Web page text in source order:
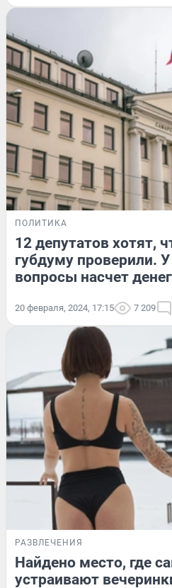
ПОЛИТИКА
12 депутатов хотят,
губдуму проверили.
вопросы насчет денег
20 февраля, 2024, 17:15 7 209
РАЗВЛЕЧЕНИЯ
Найдено место, где
устраивают